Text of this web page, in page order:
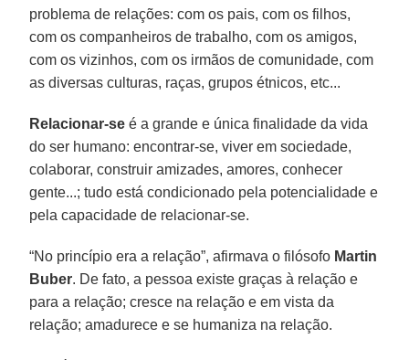
problema de relações: com os pais, com os filhos,
com os companheiros de trabalho, com os amigos,
com os vizinhos, com os irmãos de comunidade, com
as diversas culturas, raças, grupos étnicos, etc...
Relacionar-se é a grande e única finalidade da vida
do ser humano: encontrar-se, viver em sociedade,
colaborar, construir amizades, amores, conhecer
gente...; tudo está condicionado pela potencialidade e
pela capacidade de relacionar-se.
“No princípio era a relação”, afirmava o filósofo Martin
Buber. De fato, a pessoa existe graças à relação e
para a relação; cresce na relação e em vista da
relação; amadurece e se humaniza na relação.